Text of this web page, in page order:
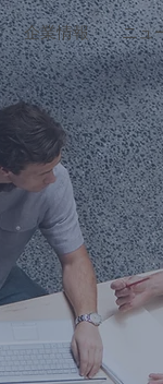
企業情報 ニュ